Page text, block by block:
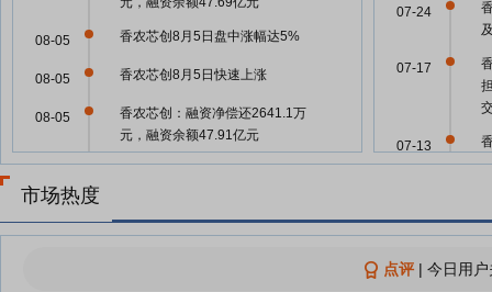
香农芯创8月5日盘中涨幅达5%
08-05
香农芯创8月5日快速上涨
08-05
香农芯创：融资净偿还2641.1万
元，融资余额47.91亿元
08-05
存储新赛道！SK海力士与闪迪官
香农芯创8月4日盘中涨幅达5%
07-24
07-17
07-13
07-10
07-08
市场热度
点评| 今日用